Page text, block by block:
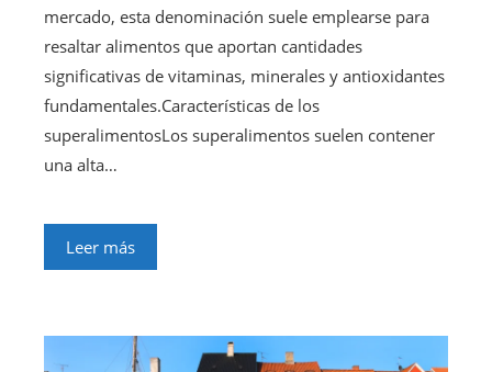
mercado, esta denominación suele emplearse para
resaltar alimentos que aportan cantidades
significativas de vitaminas, minerales y antioxidantes
fundamentales.Características de los
superalimentosLos superalimentos suelen contener
una alta…
Leer más